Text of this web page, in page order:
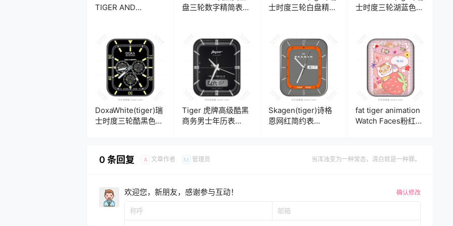
TIGER AND
机械表盘.clock
17201
盘三轮数字精简表盘
士时度三轮白盘精简
士时度三轮湖蓝色精
DoxaWhite(tiger)瑞
士时度三轮酷黑色精
Tiger 虎牌高级酷黑
商务男士年历表
Skagen(tiger)诗格
恩网红简约表
fat tiger animation
Watch Faces粉红色
0 条回复 A 文章作者 M 管理员 当浑浊变为一种常态，清白就是一种罪。
欢迎您，新朋友，感谢参与互动！ 确认修改